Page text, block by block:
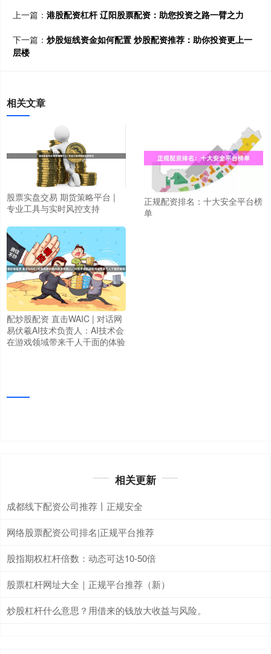
上一篇： 港股配资杠杆 辽阳股票配资：助您投资之路一臂之力
下一篇： 炒股短线资金如何配置 炒股配资推荐：助你投资更上一
层楼
相关文章
股票实盘交易 期货策略平台 |
专业工具与实时风控支持
正规配资排名：十大安全平台榜
单
配炒股配资 直击WAIC | 对话网
易伏羲AI技术负责人：AI技术会
在游戏领域带来千人千面的体验
相关更新
成都线下配资公司推荐丨正规安全
网络股票配资公司排名|正规平台推荐
股指期权杠杆倍数：动态可达10-50倍
股票杠杆网址大全｜正规平台推荐（新）
炒股杠杆什么意思？用借来的钱放大收益与风险。